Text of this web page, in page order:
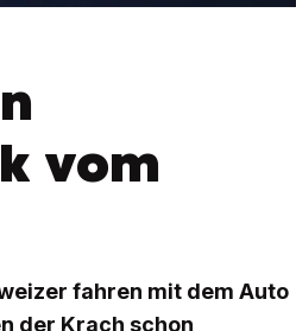
vom
fahren mit dem Auto
der Krach schon